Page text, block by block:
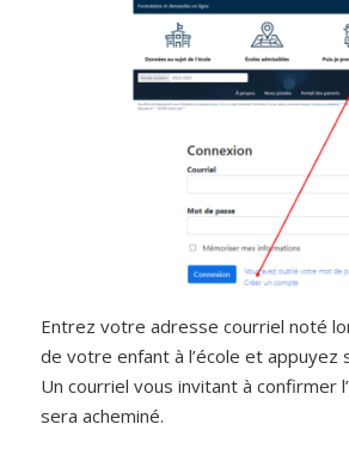
Entrez votre adresse courriel noté
de votre enfant à l’école et appuyez
Un courriel vous invitant à confirmer
sera acheminé.